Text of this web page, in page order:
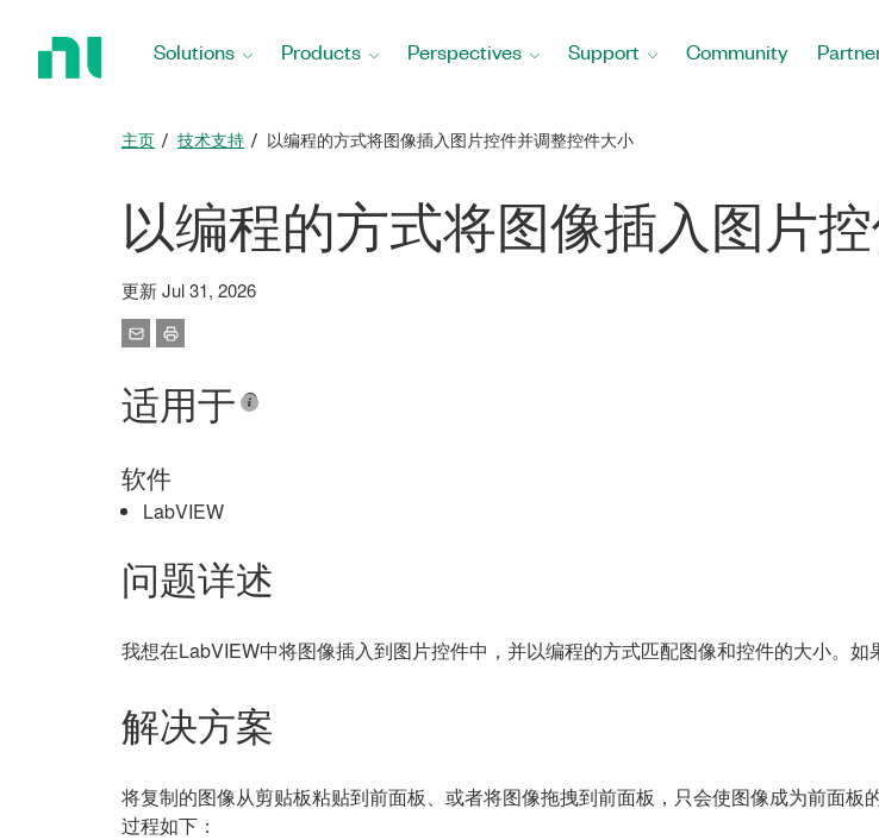
Solutions Products Perspectives Support Community
主页 技术支持 以编程的方式将图像插入图片控件并调整控件大小
以编程的方式将图像插入图片
更新 Jul 31, 2026
适用于
软件
LabVIEW
问题详述
我想在LabVIEW中将图像插入到图片控件中，并以编程的方式匹配图像和控件的大小。
解决方案
将复制的图像从剪贴板粘贴到前面板、或者将图像拖拽到前面板，只会使图像成为前面
过程如下：